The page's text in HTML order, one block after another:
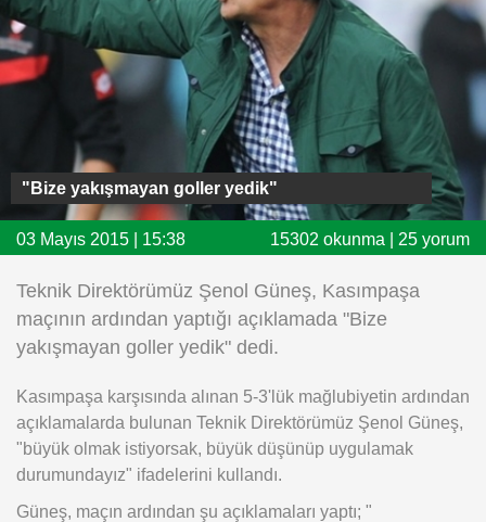
Voleybol
Puan Durumu
Facebook
Twitter
Instagram
Android
iOS
"Bize yakışmayan goller yedik"
03 Mayıs 2015 | 15:38 15302 okunma | 25 yorum
Teknik Direktörümüz Şenol Güneş, Kasımpaşa
maçının ardından yaptığı açıklamada "Bize
yakışmayan goller yedik" dedi.
Kasımpaşa karşısında alınan 5-3'lük mağlubiyetin ardından
açıklamalarda bulunan Teknik Direktörümüz Şenol Güneş,
"büyük olmak istiyorsak, büyük düşünüp uygulamak
durumundayız" ifadelerini kullandı.
Güneş, maçın ardından şu açıklamaları yaptı; "